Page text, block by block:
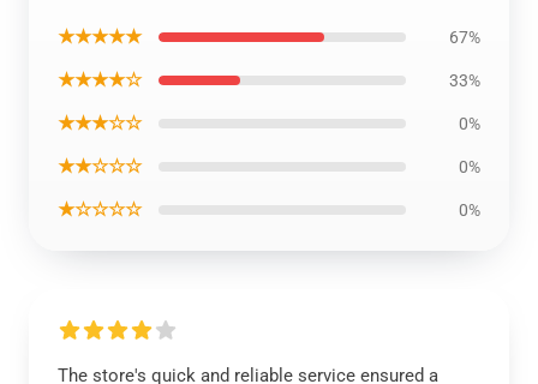
★★★★★ 67%
★★★★☆ 33%
★★★☆☆ 0%
★★☆☆☆ 0%
★☆☆☆☆ 0%
The store's quick and reliable service ensured a